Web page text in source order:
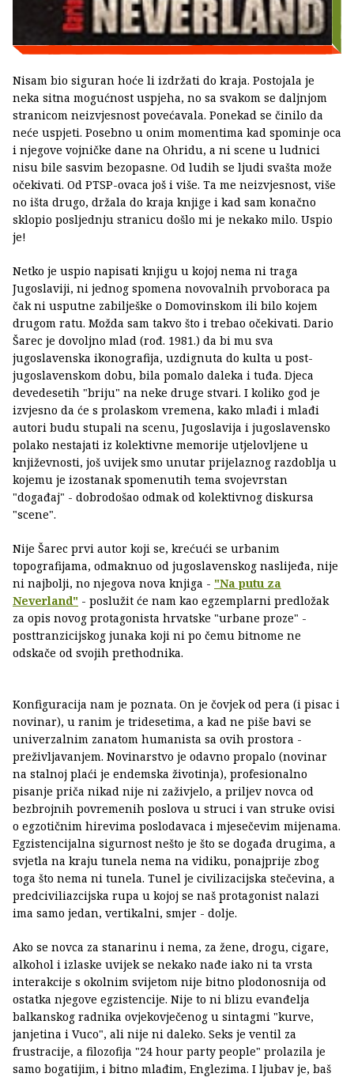
Nisam bio siguran hoće li izdržati do kraja. Postojala je
neka sitna mogućnost uspjeha, no sa svakom se daljnjom
stranicom neizvjesnost povećavala. Ponekad se činilo da
neće uspjeti. Posebno u onim momentima kad spominje oca
i njegove vojničke dane na Ohridu, a ni scene u ludnici
nisu bile sasvim bezopasne. Od ludih se ljudi svašta može
očekivati. Od PTSP-ovaca još i više. Ta me neizvjesnost, više
no išta drugo, držala do kraja knjige i kad sam konačno
sklopio posljednju stranicu došlo mi je nekako milo. Uspio
je!
Netko je uspio napisati knjigu u kojoj nema ni traga
Jugoslaviji, ni jednog spomena novovalnih prvoboraca pa
čak ni usputne zabilješke o Domovinskom ili bilo kojem
drugom ratu. Možda sam takvo što i trebao očekivati. Dario
Šarec je dovoljno mlad (rođ. 1981.) da bi mu sva
jugoslavenska ikonografija, uzdignuta do kulta u post-
jugoslavenskom dobu, bila pomalo daleka i tuđa. Djeca
devedesetih "briju" na neke druge stvari. I koliko god je
izvjesno da će s prolaskom vremena, kako mlađi i mlađi
autori budu stupali na scenu, Jugoslavija i jugoslavensko
polako nestajati iz kolektivne memorije utjelovljene u
književnosti, još uvijek smo unutar prijelaznog razdoblja u
kojemu je izostanak spomenutih tema svojevrstan
"događaj" - dobrodošao odmak od kolektivnog diskursa
"scene".
Nije Šarec prvi autor koji se, krećući se urbanim
topografijama, odmaknuo od jugoslavenskog naslijeđa, nije
ni najbolji, no njegova nova knjiga - "Na putu za
Neverland" - poslužit će nam kao egzemplarni predložak
za opis novog protagonista hrvatske "urbane proze" -
posttranzicijskog junaka koji ni po čemu bitnome ne
odskače od svojih prethodnika.
Konfiguracija nam je poznata. On je čovjek od pera (i pisac i
novinar), u ranim je tridesetima, a kad ne piše bavi se
univerzalnim zanatom humanista sa ovih prostora -
preživljavanjem. Novinarstvo je odavno propalo (novinar
na stalnoj plaći je endemska životinja), profesionalno
pisanje priča nikad nije ni zaživjelo, a priljev novca od
bezbrojnih povremenih poslova u struci i van struke ovisi
o egzotičnim hirevima poslodavaca i mjesečevim mijenama.
Egzistencijalna sigurnost nešto je što se događa drugima, a
svjetla na kraju tunela nema na vidiku, ponajprije zbog
toga što nema ni tunela. Tunel je civilizacijska stečevina, a
predciviliazcijska rupa u kojoj se naš protagonist nalazi
ima samo jedan, vertikalni, smjer - dolje.
Ako se novca za stanarinu i nema, za žene, drogu, cigare,
alkohol i izlaske uvijek se nekako nađe iako ni ta vrsta
interakcije s okolnim svijetom nije bitno plodonosnija od
ostatka njegove egzistencije. Nije to ni blizu evanđelja
balkanskog radnika ovjekovječenog u sintagmi "kurve,
janjetina i Vuco", ali nije ni daleko. Seks je ventil za
frustracije, a filozofija "24 hour party people" prolazila je
samo bogatijim, i bitno mlađim, Englezima. I ljubav je, baš